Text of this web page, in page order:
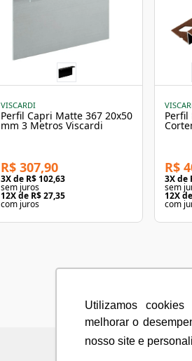
Utilizamos cookies
melhorar o
nosso site e
VISCARDI
Perfil Capri Matte 367 20x50
mm 3 Metros Viscardi
R$ 307,90
3X de R$ 102,63
sem juros
12X de R$ 27,35
com juros
Perfil
R$
3X de
sem
12X de
com